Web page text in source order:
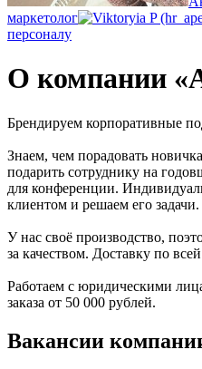
маркетолог
персоналу
О компании
Брендируем корпоративные
Знаем, чем порадовать
подарить сотруднику на
для конференции.
клиентом и решаем его задачи.
У нас своё производство,
за качеством. Доставку по
Работаем с юридическими
заказа от 50 000 рублей.
Вакансии